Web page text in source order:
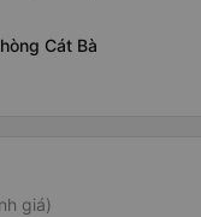
Cát Bà
giá)